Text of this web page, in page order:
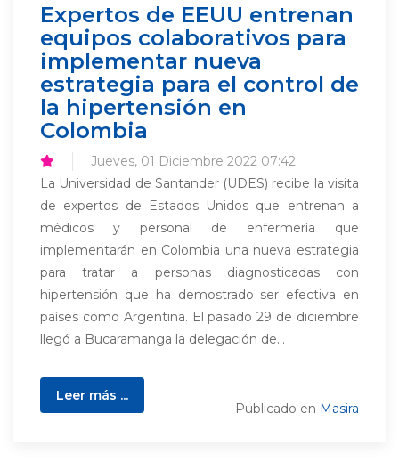
Expertos de EEUU entrenan
equipos colaborativos para
implementar nueva
estrategia para el control de
la hipertensión en
Colombia
Jueves, 01 Diciembre 2022 07:42
La Universidad de Santander (UDES) recibe la visita
de expertos de Estados Unidos que entrenan a
médicos y personal de enfermería que
implementarán en Colombia una nueva estrategia
para tratar a personas diagnosticadas con
hipertensión que ha demostrado ser efectiva en
países como Argentina. El pasado 29 de diciembre
llegó a Bucaramanga la delegación de...
Leer más ...
Publicado en Masira